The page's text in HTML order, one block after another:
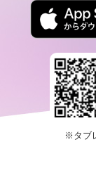
※タブ